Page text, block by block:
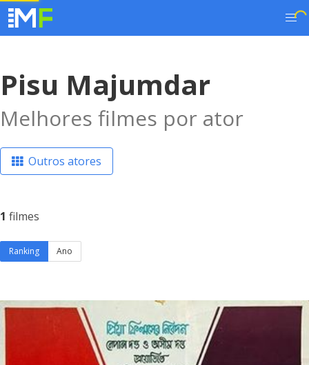
Pisu Majumdar
Melhores filmes por ator
Outros atores
1 filmes
Ranking Ano